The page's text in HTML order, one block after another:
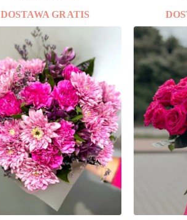
DOSTAWA GRATIS